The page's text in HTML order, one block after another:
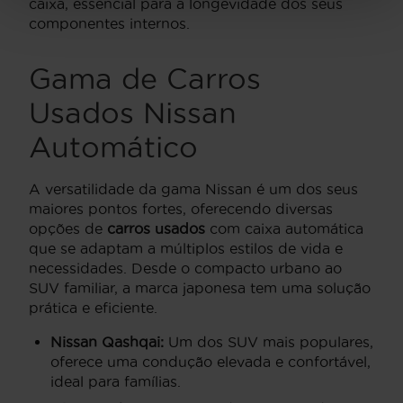
caixa, essencial para a longevidade dos seus
componentes internos.
Gama de Carros
Usados Nissan
Automático
A versatilidade da gama Nissan é um dos seus
maiores pontos fortes, oferecendo diversas
opções de carros usados com caixa automática
que se adaptam a múltiplos estilos de vida e
necessidades. Desde o compacto urbano ao
SUV familiar, a marca japonesa tem uma solução
prática e eficiente.
Nissan Qashqai: Um dos SUV mais populares,
oferece uma condução elevada e confortável,
ideal para famílias.